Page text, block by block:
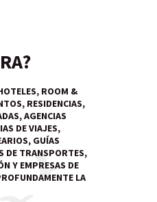
ROOM &
RESIDENCIAS,
AGENCIAS
DE VIAJES,
GUÍAS
DE TRANSPORTES,
Y EMPRESAS DE
LA